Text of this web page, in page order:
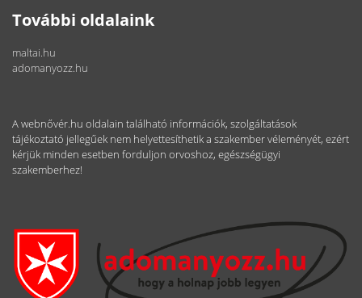
További oldalaink
maltai.hu
adomanyozz.hu
A webnővér.hu oldalain található információk, szolgáltatások
tájékoztató jellegűek nem helyettesíthetik a szakember véleményét, ezért
kérjük minden esetben forduljon orvoshoz, egészségügyi
szakemberhez!